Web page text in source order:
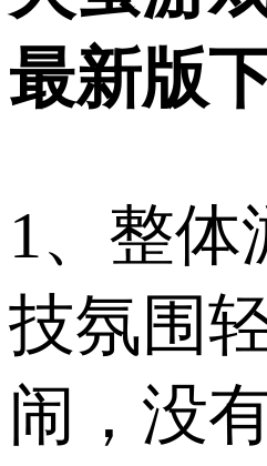
最新版
1、整体
技氛围
闹，没